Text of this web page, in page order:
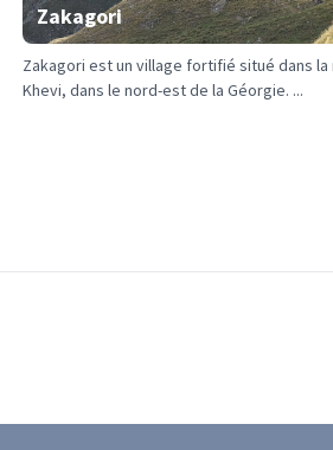
Zakagori
Zakagori est un village fortifié situé dans
Khevi, dans le nord-est de la Géorgie. ...